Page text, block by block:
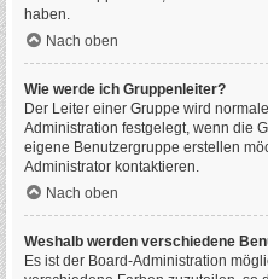
haben.
Nach oben
Wie werde ich Gruppenleiter?
Der Leiter einer Gruppe wird
Administration festgelegt, wenn die
eigene Benutzergruppe erstellen
Administrator kontaktieren.
Nach oben
Weshalb werden verschiedene
Es ist der Board-Administration